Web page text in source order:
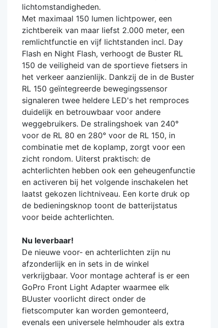
lichtomstandigheden.
Met maximaal 150 lumen lichtpower, een
zichtbereik van maar liefst 2.000 meter, een
remlichtfunctie en vijf lichtstanden incl. Day
Flash en Night Flash, verhoogt de Buster RL
150 de veiligheid van de sportieve fietsers in
het verkeer aanzienlijk. Dankzij de in de Buster
RL 150 geïntegreerde bewegingssensor
signaleren twee heldere LED's het remproces
duidelijk en betrouwbaar voor andere
weggebruikers. De stralingshoek van 240°
voor de RL 80 en 280° voor de RL 150, in
combinatie met de koplamp, zorgt voor een
zicht rondom. Uiterst praktisch: de
achterlichten hebben ook een geheugenfunctie
en activeren bij het volgende inschakelen het
laatst gekozen lichtniveau. Een korte druk op
de bedieningsknop toont de batterijstatus
voor beide achterlichten.
Nu leverbaar!
De nieuwe voor- en achterlichten zijn nu
afzonderlijk en in sets in de winkel
verkrijgbaar. Voor montage achteraf is er een
GoPro Front Light Adapter waarmee elk
BUuster voorlicht direct onder de
fietscomputer kan worden gemonteerd,
evenals een universele helmhouder als extra